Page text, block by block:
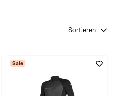
Sortieren
Sale